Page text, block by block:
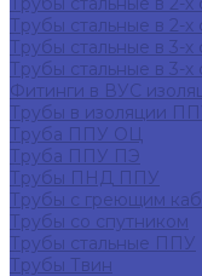
Трубы стальные в 2-
Трубы стальные в 3-
Трубы стальные в 3-
Фитинги в ВУС
Трубы в изоляции
Труба ППУ ОЦ
Труба ППУ ПЭ
Трубы ПНД ППУ
Трубы с греющим
Трубы со спутником
Трубы стальные ППУ
Трубы Твин